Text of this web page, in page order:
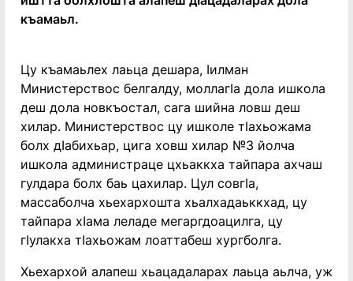
къамаьл.
Цу къамаьлех лаьца дешара, Ӏилман
Министерствос белгалду, моллагӀа дола ишкола
деш дола новкъостал, сага шийна ловш деш
хилар. Министерствос цу ишколе тӀахьожама
болх дӀабихьар, цига ховш хилар №3 йолча
ишкола администраце цхьаккха тайпара ахчаш
гулдара болх баь цахилар. Цул совгӀа,
массаболча хьехархошта хьалхадаьккхад, цу
тайпара хӀама леладе мегаргдоацилга, цу
гӀулакха тӀахьожам лоаттабеш хургболга.
Хьехархой алапеш хьацадаларах лаьца аьлча, уж